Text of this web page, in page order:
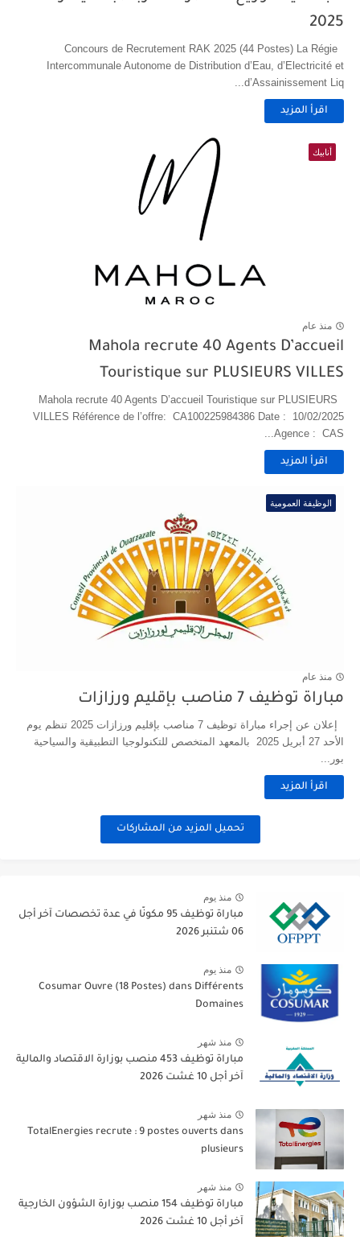
2025
Concours de Recrutement RAK 2025 (44 Postes) La Régie
Intercommunale Autonome de Distribution d’Eau, d’Electricité et
d’Assainissement Liq...
اقرأ المزيد
أنابيك
منذ عام
Mahola recrute 40 Agents D’accueil
Touristique sur PLUSIEURS VILLES
Mahola recrute 40 Agents D’accueil Touristique sur PLUSIEURS
VILLES Référence de l’offre: CA100225984386 Date : 10/02/2025
Agence : CAS...
اقرأ المزيد
الوظيفة العمومية
منذ عام
مباراة توظيف 7 مناصب بإقليم ورزازات
إعلان عن إجراء مباراة توظيف 7 مناصب بإقليم ورزازات 2025 تنظم يوم
الأحد 27 أبريل 2025 بالمعهد المتخصص للتكنولوجيا التطبيقية والسياحية
بور...
اقرأ المزيد
تحميل المزيد من المشاركات
منذ يوم
مباراة توظيف 95 مكونًا في عدة تخصصات آخر أجل
06 شتنبر 2026
منذ يوم
Cosumar Ouvre (18 Postes) dans Différents
Domaines
منذ شهر
مباراة توظيف 453 منصب بوزارة الاقتصاد والمالية
آخر أجل 10 غشت 2026
منذ شهر
TotalEnergies recrute : 9 postes ouverts dans
plusieurs
منذ شهر
مباراة توظيف 154 منصب بوزارة الشؤون الخارجية
آخر أجل 10 غشت 2026